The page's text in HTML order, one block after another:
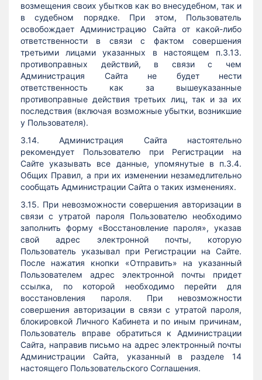
возмещения своих убытков как во внесудебном, так и
в судебном порядке. При этом, Пользователь
освобождает Администрацию Сайта от какой-либо
ответственности в связи с фактом совершения
третьими лицами указанных в настоящем п.3.13.
противоправных действий, в связи с чем
Администрация Сайта не будет нести
ответственность как за вышеуказанные
противоправные действия третьих лиц, так и за их
последствия (включая возможные убытки, возникшие
у Пользователя).
3.14. Администрация Сайта настоятельно
рекомендует Пользователю при Регистрации на
Сайте указывать все данные, упомянутые в п.3.4.
Общих Правил, а при их изменении незамедлительно
сообщать Администрации Сайта о таких изменениях.
3.15. При невозможности совершения авторизации в
связи с утратой пароля Пользователю необходимо
заполнить форму «Восстановление пароля», указав
свой адрес электронной почты, которую
Пользователь указывал при Регистрации на Сайте.
После нажатия кнопки «Отправить» на указанный
Пользователем адрес электронной почты придет
ссылка, по которой необходимо перейти для
восстановления пароля. При невозможности
совершения авторизации в связи с утратой пароля,
блокировкой Личного Кабинета и по иным причинам,
Пользователь вправе обратиться к Администрации
Сайта, направив письмо на адрес электронный почты
Администрации Сайта, указанный в разделе 14
настоящего Пользовательского Соглашения.